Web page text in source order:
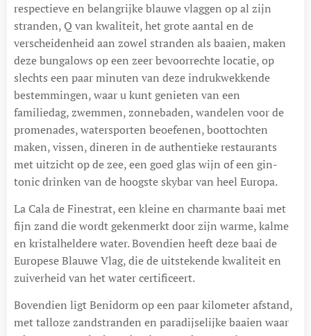
respectieve en belangrijke blauwe vlaggen op al zijn
stranden, Q van kwaliteit, het grote aantal en de
verscheidenheid aan zowel stranden als baaien, maken
deze bungalows op een zeer bevoorrechte locatie, op
slechts een paar minuten van deze indrukwekkende
bestemmingen, waar u kunt genieten van een
familiedag, zwemmen, zonnebaden, wandelen voor de
promenades, watersporten beoefenen, boottochten
maken, vissen, dineren in de authentieke restaurants
met uitzicht op de zee, een goed glas wijn of een gin-
tonic drinken van de hoogste skybar van heel Europa.
La Cala de Finestrat, een kleine en charmante baai met
fijn zand die wordt gekenmerkt door zijn warme, kalme
en kristalheldere water. Bovendien heeft deze baai de
Europese Blauwe Vlag, die de uitstekende kwaliteit en
zuiverheid van het water certificeert.
Bovendien ligt Benidorm op een paar kilometer afstand,
met talloze zandstranden en paradijselijke baaien waar